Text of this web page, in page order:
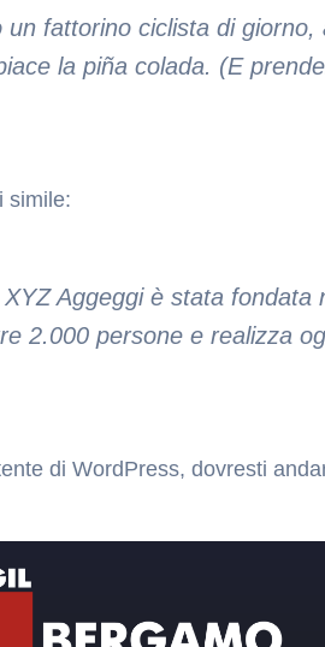
un fattorino ciclista di
la piña colada. (E
simile:
Aggeggi è stata
2.000 persone e realizza
di WordPress, dovresti